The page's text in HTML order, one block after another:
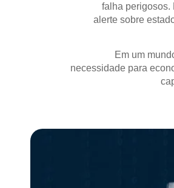
falha perigosos.
alerte sobre
Em um
necessidade para